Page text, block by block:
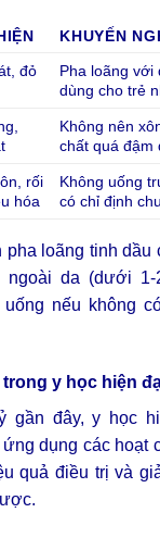
KHUYẾN
đỏ
Pha loãng với
dùng cho trẻ
Không nên
chất quá đậm
rối
hóa
Không uống
có chỉ định
pha loãng tinh
da (dưới 1-
nếu không
y học hiện
gần đây, y học
dụng các hoạt
quả điều trị và